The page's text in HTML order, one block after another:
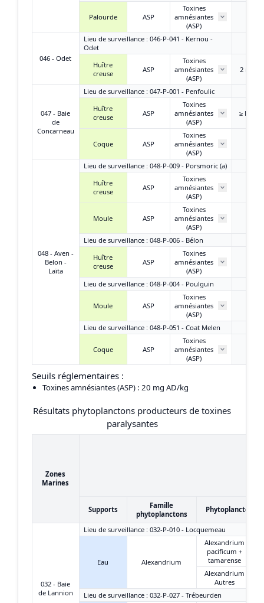
Palourde ASP
Toxines
amnésiantes
(ASP)
046 - Odet
Lieu de surveillance : 046-P-041 - Kernou -
Odet
Huître
creuse
ASP
Toxines
amnésiantes
(ASP)
2 mg
047 - Baie
de
Concarneau
Lieu de surveillance : 047-P-001 - Penfoulic
Huître
creuse
ASP
Toxines
amnésiantes
(ASP)
≥ LD et
Coque ASP
Toxines
amnésiantes
(ASP)
048 - Aven -
Belon -
Laïta
Lieu de surveillance : 048-P-009 - Porsmoric (a)
Huître
creuse
ASP
Toxines
amnésiantes
(ASP)
Moule ASP
Toxines
amnésiantes
(ASP)
Lieu de surveillance : 048-P-006 - Bélon
Huître
creuse
ASP
Toxines
amnésiantes
(ASP)
Lieu de surveillance : 048-P-004 - Poulguin
Moule ASP
Toxines
amnésiantes
(ASP)
Lieu de surveillance : 048-P-051 - Coat Melen
Coque ASP
Toxines
amnésiantes
(ASP)
Seuils réglementaires :
Toxines amnésiantes (ASP) : 20 mg AD/kg
Résultats phytoplanctons producteurs de toxines
paralysantes
Zones
Marines
Supports
Famille
phytoplanctons
Phytoplanctons
032 - Baie
de Lannion
Lieu de surveillance : 032-P-010 - Locquemeau
Eau Alexandrium
Alexandrium
pacificum +
tamarense
Alexandrium
Autres
Lieu de surveillance : 032-P-027 - Trébeurden